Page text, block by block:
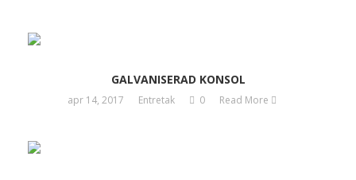
GALVANISERAD KONSOL
apr 14, 2017 Entretak 0 Read More